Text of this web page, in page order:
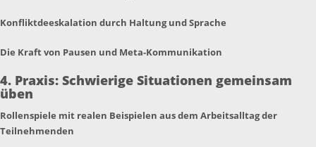
Konfliktdeeskalation durch Haltung und Sprache
Die Kraft von Pausen und Meta-Kommunikation
4. Praxis: Schwierige Situationen gemeinsam
üben
Rollenspiele mit realen Beispielen aus dem Arbeitsalltag der
Teilnehmenden